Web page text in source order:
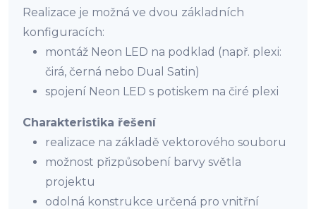
Realizace je možná ve dvou základních
konfiguracích:
montáž Neon LED na podklad (např. plexi:
čirá, černá nebo Dual Satin)
spojení Neon LED s potiskem na čiré plexi
Charakteristika řešení
realizace na základě vektorového souboru
možnost přizpůsobení barvy světla
projektu
odolná konstrukce určená pro vnitřní